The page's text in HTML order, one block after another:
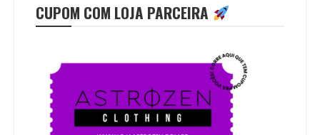
CUPOM COM LOJA PARCEIRA